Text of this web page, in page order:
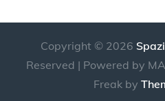
Copyright © 2026
Reserved | Powered by
Freak by